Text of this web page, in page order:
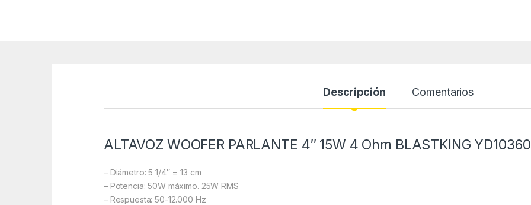
Descripción Comentarios
ALTAVOZ WOOFER PARLANTE 4″ 15W 4 Ohm BLASTKING
– Diámetro: 5 1/4″ = 13 cm
– Potencia: 50W máximo. 25W RMS
– Respuesta: 50-12.000 Hz